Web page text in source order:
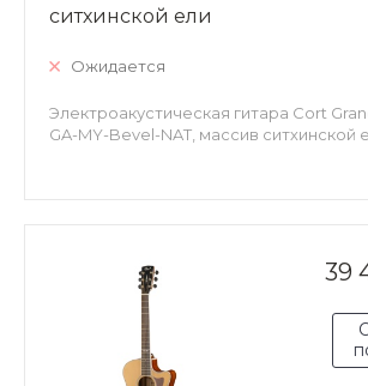
ситхинской ели
Ожидается
Электроакустическая гитара Cort
GA-MY-Bevel-NAT, массив ситхинской
39